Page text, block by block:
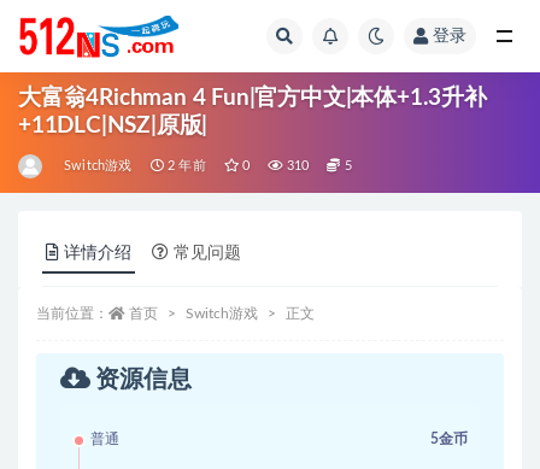
登录
大富翁4Richman 4 Fun|官方中文|本体+1.3升补
+11DLC|NSZ|原版|
Switch游戏 2 年前 0 310 5
详情介绍 常见问题
当前位置： 首页 Switch游戏 正文
资源信息
普通 5金币